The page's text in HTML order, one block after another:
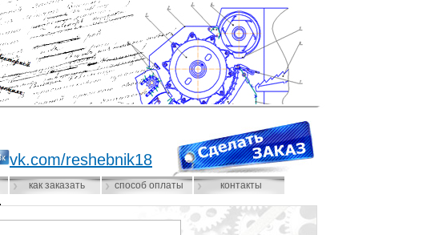
vk.com/reshebnik18
как заказать способ оплаты контакты